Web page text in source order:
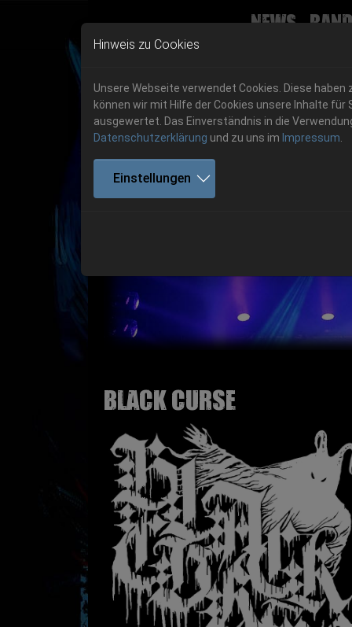
Skip to main navigation
Skip to main content
Skip to page footer
News
06.-08. August 2026
Get your tickets!
06.-08. August 2026
Hell Is Here
Previous
BLACK CURSE
Hinweis zu Cookies
Unsere Webseite verwendet Cookies. Diese
können wir mit Hilfe der Cookies unsere Inhalte
ausgewertet. Das Einverständnis in die
Datenschutzerklärung und zu uns im Impressum
Einstellungen